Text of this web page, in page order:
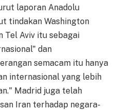
laporan Anadolu
tindakan Washington
Tel Aviv itu sebagai
dan
semacam itu hanya
internasional yang lebih
Madrid juga telah
Iran terhadap negara-